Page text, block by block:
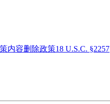
内容删除政策18 U.S.C. §2257